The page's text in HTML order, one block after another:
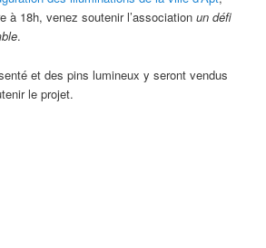
à 18h, venez soutenir l’associationun défi
.
et des pins lumineux y seront vendus
le projet.